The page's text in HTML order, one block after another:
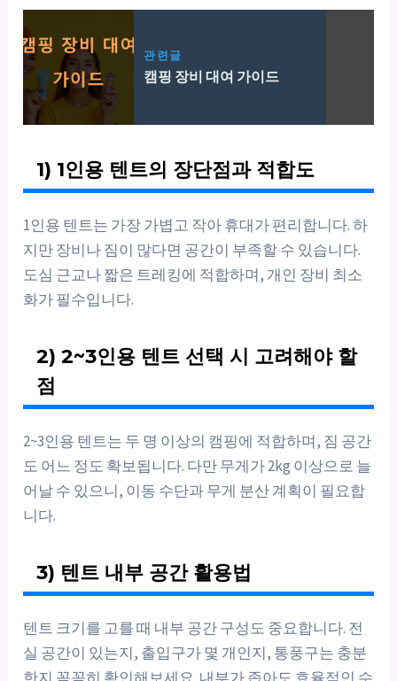
관련글
캠핑 장비 대여 가이드
1) 1인용 텐트의 장단점과 적합도
1인용 텐트는 가장 가볍고 작아 휴대가 편리합니다. 하
지만 장비나 짐이 많다면 공간이 부족할 수 있습니다.
도심 근교나 짧은 트레킹에 적합하며, 개인 장비 최소
화가 필수입니다.
2) 2~3인용 텐트 선택 시 고려해야 할
점
2~3인용 텐트는 두 명 이상의 캠핑에 적합하며, 짐 공간
도 어느 정도 확보됩니다. 다만 무게가 2kg 이상으로 늘
어날 수 있으니, 이동 수단과 무게 분산 계획이 필요합
니다.
3) 텐트 내부 공간 활용법
텐트 크기를 고를 때 내부 공간 구성도 중요합니다. 전
실 공간이 있는지, 출입구가 몇 개인지, 통풍구는 충분